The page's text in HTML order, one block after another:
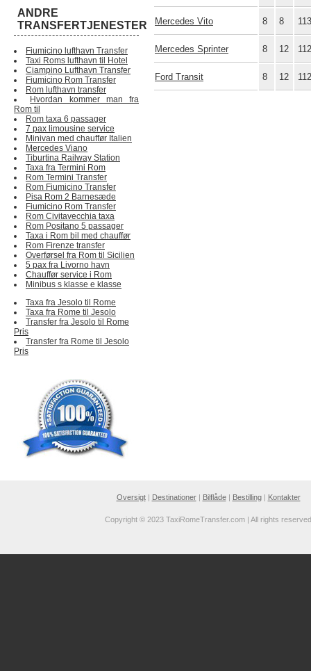
Mercedes Vito 8 8
Mercedes Sprinter 8 12
Ford Transit 8 12
ANDRE
TRANSFERTJENESTER
Fiumicino lufthavn Transfer
Taxi Roms lufthavn til Hotel
Ciampino Lufthavn Transfer
Fiumicino Rom Transfer
Rom lufthavn transfer
Hvordan kommer man fra
Rom til
Rom taxa 6 passager
7 pax limousine service
Minivan med chauffør Italien
Mercedes Viano
Tiburtina Railway Station
Taxa fra Termini Rom
Rom Termini Transfer
Rom Fiumicino Transfer
Pisa Rom 2 Barnesæde
Fiumicino Rom Transfer
Rom Civitavecchia taxa
Rom Positano 5 passager
Taxa i Rom bil med chauffør
Rom Firenze transfer
Overførsel fra Rom til Sicilien
5 pax fra Livorno havn
Chauffør service i Rom
Minibus s klasse e klasse
Taxa fra Jesolo til Rome
Taxa fra Rome til Jesolo
Transfer fra Jesolo til Rome
Pris
Transfer fra Rome til Jesolo
Pris
Oversigt| Destinationer| Bilflåde| Bestilling| Kontakter
Copyright © 2023 TaxiRomeTransfer.com | All rights reserved